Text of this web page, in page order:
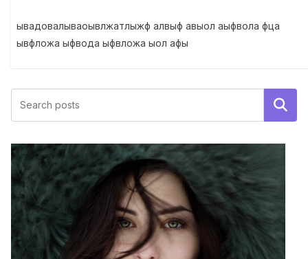
ывадовалываоывлжатлыжф алвыф авыол аыфвола фца
ывфложа ыфвода ыфвложа ыол афы
Поиск